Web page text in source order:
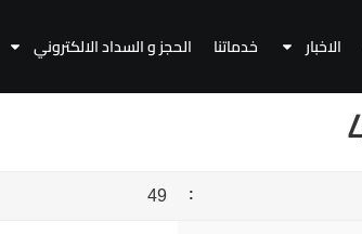
الاخبار خدماتنا الحجز و السداد الالكتروني
49